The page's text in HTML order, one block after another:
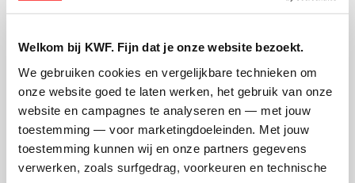
Welkom bij KWF. Fijn dat je onze website bezoekt.
We gebruiken cookies en vergelijkbare technieken om
onze website goed te laten werken, het gebruik van onze
website en campagnes te analyseren en — met jouw
toestemming — voor marketingdoeleinden. Met jouw
toestemming kunnen wij en onze partners gegevens
verwerken, zoals surfgedrag, voorkeuren en technische